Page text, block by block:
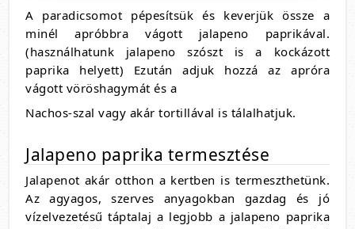
A paradicsomot pépesítsük és keverjük össze a
minél apróbbra vágott jalapeno paprikával.
(használhatunk jalapeno szószt is a kockázott
paprika helyett) Ezután adjuk hozzá az apróra
vágott vöröshagymát és a
Nachos-szal vagy akár tortillával is tálalhatjuk.
Jalapeno paprika termesztése
Jalapenot akár otthon a kertben is termeszthetünk.
Az agyagos, szerves anyagokban gazdag és jó
vízelvezetésű táptalaj a legjobb a jalapeno paprika